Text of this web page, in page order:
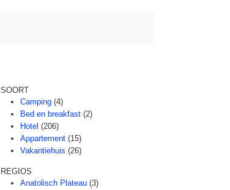
SOORT
Camping (4)
Bed en breakfast (2)
Hotel (206)
Appartement (15)
Vakantiehuis (26)
REGIOS
Anatolisch Plateau (3)